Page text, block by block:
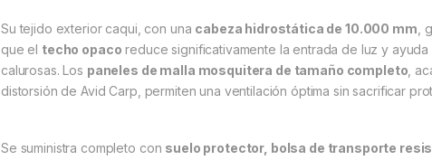
Su tejido exterior caqui, con una cabeza hidrostática de 10.000 mm ,
que el techo opaco reduce significativamente la entrada de luz y
calurosas. Los paneles de malla mosquitera de tamaño completo ,
distorsión de Avid Carp, permiten una ventilación óptima sin sacrificar
Se suministra completo con suelo protector, bolsa de transporte